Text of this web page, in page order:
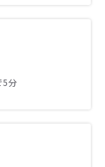
5分